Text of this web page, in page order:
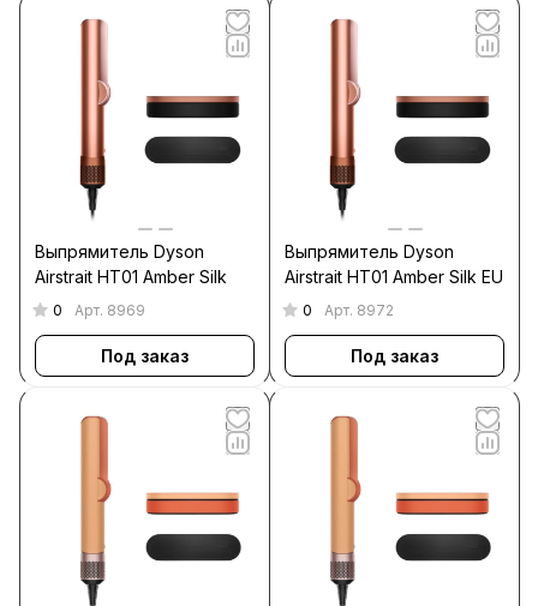
Выпрямитель Dyson
Airstrait HT01 Amber Silk
0 Арт. 8969
Под заказ
Выпрямитель Dyson
Airstrait HT01 Amber Silk EU
0 Арт. 8972
Под заказ